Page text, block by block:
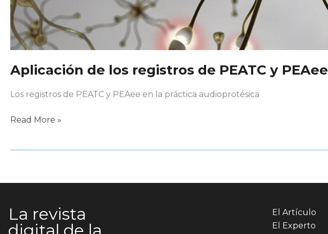
Aplicación de los registros de PEATC y PEAee
Los registros de PEATC y PEAee en la práctica audioprotésica
Aplicación
PEATC
PEAee
Read More »
La revista
El Artículo
El Experto